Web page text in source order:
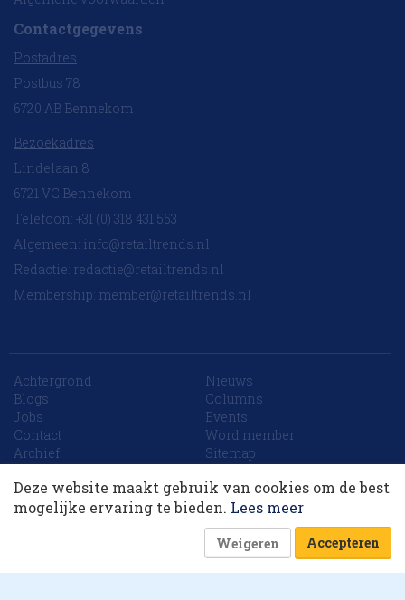
Contactgegevens
Postadres
Postbus 78
6720 AB Bennekom
Bezoekadres
Lindelaan 8
6721 VC Bennekom
Telefoon: +31 (0) 318 431 553
Algemeen: info@retailtrends.nl
Redactie: redactie@retailtrends.nl
Membership: member@retailtrends.nl
Achtergrond
Nieuws
Blogs
Columns
Jobs
Events
Contact
Word member
Archief
Sitemap
Website is powered by
Deze website maakt gebruik van cookies om de best
mogelijke ervaring te bieden. Lees meer
Weigeren Accepteren
Korting op events